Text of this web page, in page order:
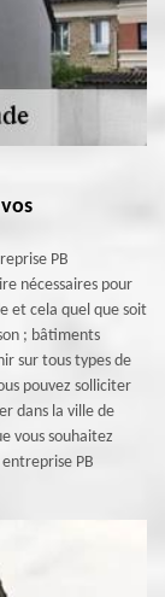
PB
nécessaires pour
et cela quel que soit
; bâtiments
sur tous types de
pouvez solliciter
dans la ville de
vous souhaitez
PB